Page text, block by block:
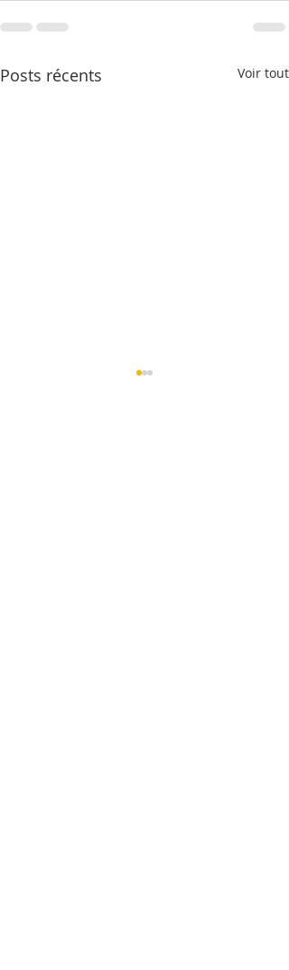
Posts récents Voir tout